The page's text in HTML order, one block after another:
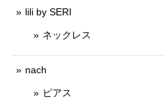
lili by SERI
ネックレス
nach
ピアス